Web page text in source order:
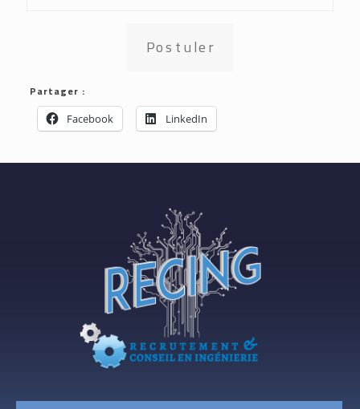
Postuler
Partager :
Facebook LinkedIn